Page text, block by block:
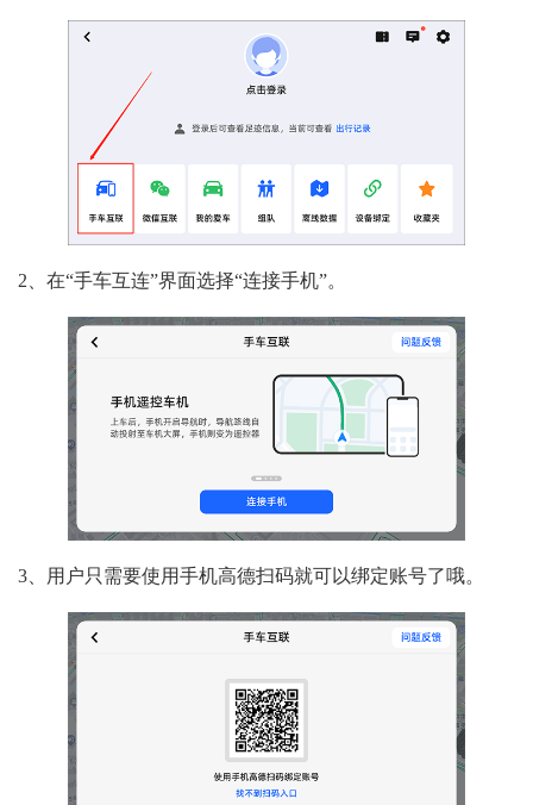
2、在“手车互连”界面选择“连接手机”。
3、用户只需要使用手机高德扫码就可以绑定账号了哦。